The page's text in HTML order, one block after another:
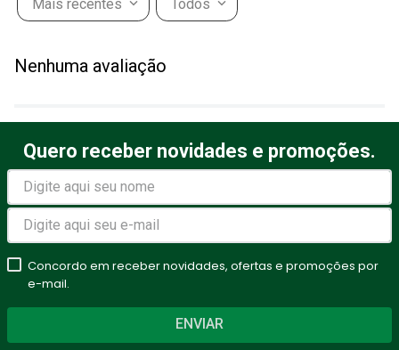
Avalie o produto de 1 a 5
estrelas
★★ ★★★
Seu nome
Endereço de email
Mais recentes Todos
Nenhuma avaliação
Quero receber novidades e promoções.
Concordo em receber novidades, ofertas e promoções por
e-mail.
ENVIAR